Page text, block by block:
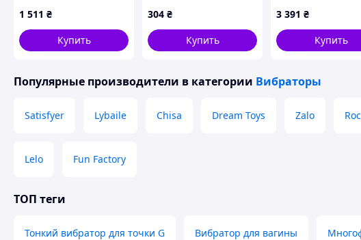
1 511 ₴
Купить
стимуляции,
8H1P80560
304 ₴
Купить
подогревом
для женщин
стимулятор
3 391 ₴
Купить
Популярные производители в категории Вибраторы
Satisfyer Lybaile Chisa Dream Toys Zalo
Lelo Fun Factory
ТОП теги
Тонкий вибратор для точки G Вибратор для вагины